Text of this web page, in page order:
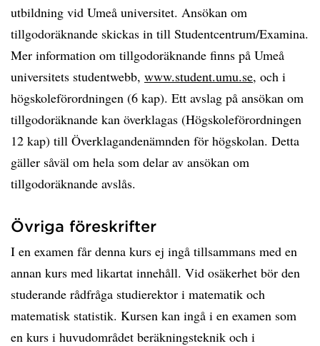
utbildning vid Umeå universitet. Ansökan om
tillgodoräknande skickas in till Studentcentrum/Examina.
Mer information om tillgodoräknande finns på Umeå
universitets studentwebb, www.student.umu.se, och i
högskoleförordningen (6 kap). Ett avslag på ansökan om
tillgodoräknande kan överklagas (Högskoleförordningen
12 kap) till Överklagandenämnden för högskolan. Detta
gäller såväl om hela som delar av ansökan om
tillgodoräknande avslås.
Övriga föreskrifter
I en examen får denna kurs ej ingå tillsammans med en
annan kurs med likartat innehåll. Vid osäkerhet bör den
studerande rådfråga studierektor i matematik och
matematisk statistik. Kursen kan ingå i en examen som
en kurs i huvudområdet beräkningsteknik och i